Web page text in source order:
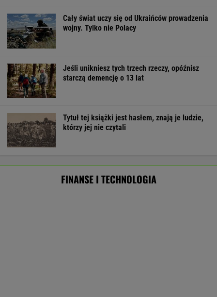
Cały świat uczy się od Ukraińców prowadzenia
wojny. Tylko nie Polacy
Jeśli unikniesz tych trzech rzeczy, opóźnisz
starczą demencję o 13 lat
Tytuł tej książki jest hasłem, znają je ludzie,
którzy jej nie czytali
FINANSE I TECHNOLOGIA